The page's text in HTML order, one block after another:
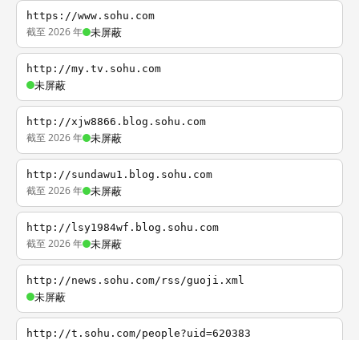
https://www.sohu.com
截至 2026 年 未屏蔽
http://my.tv.sohu.com
未屏蔽
http://xjw8866.blog.sohu.com
截至 2026 年 未屏蔽
http://sundawu1.blog.sohu.com
截至 2026 年 未屏蔽
http://lsy1984wf.blog.sohu.com
截至 2026 年 未屏蔽
http://news.sohu.com/rss/guoji.xml
未屏蔽
http://t.sohu.com/people?uid=620383